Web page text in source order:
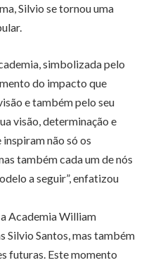
Silvio se tornou uma
simbolizada pelo
do impacto que
e também pelo seu
visão, determinação e
não só os
também cada um de nós
a seguir”, enfatizou
Academia William
Silvio Santos, mas também
futuras. Este momento